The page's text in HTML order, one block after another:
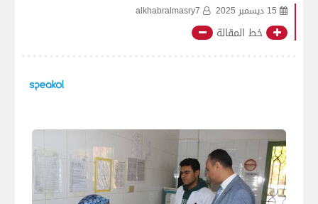
15 ديسمبر 2025 alkhabralmasry7
خط المقالة